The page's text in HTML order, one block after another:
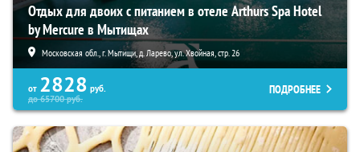
Отдых для двоих с питанием в отеле Arthurs Spa Hotel
by Mercure в Мытищах
Московская обл., г. Мытищи, д. Ларево, ул. Хвойная, стр. 26
от 2828 руб.
до65700руб.
ПОДРОБНЕЕ